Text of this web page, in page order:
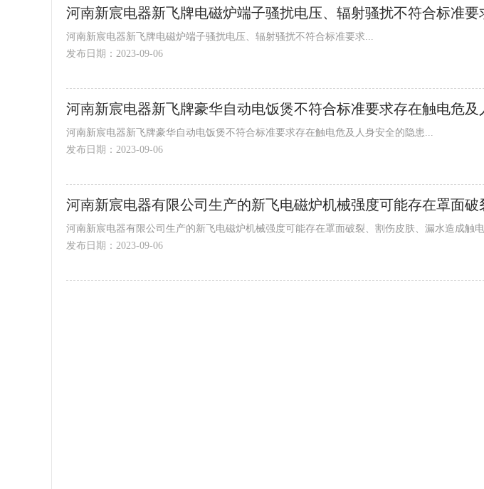
河南新宸电器新飞牌电磁炉端子骚扰电压、辐射骚扰不符合标准要
河南新宸电器新飞牌电磁炉端子骚扰电压、辐射骚扰不符合标准要求...
发布日期：2023-09-06
河南新宸电器新飞牌豪华自动电饭煲不符合标准要求存在触电危及
河南新宸电器新飞牌豪华自动电饭煲不符合标准要求存在触电危及人身安全的隐患...
发布日期：2023-09-06
河南新宸电器有限公司生产的新飞电磁炉机械强度可能存在罩面破裂、割伤皮肤、漏水造成触
发布日期：2023-09-06